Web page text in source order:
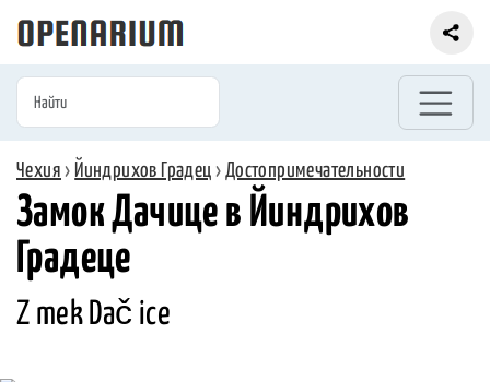
Чехия › Йиндрихов Градец › Достопримечательности
Замок Дачице в Йиндрихов
Градеце
Z mek Dač ice